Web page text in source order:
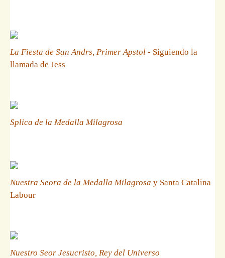
La Fiesta de San Andrs, Primer Apstol - Siguiendo la
llamada de Jess
Splica de la Medalla Milagrosa
Nuestra Seora de la Medalla Milagrosa y Santa Catalina
Labour
Nuestro Seor Jesucristo, Rey del Universo